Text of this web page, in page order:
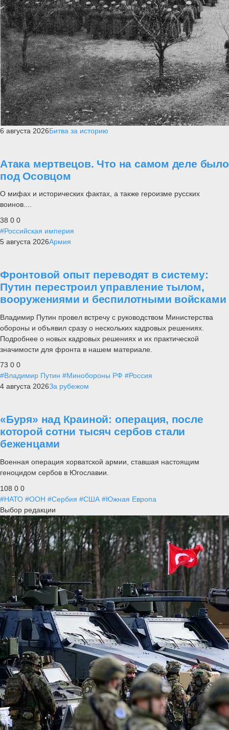
6 августа 2026Битва за историю
Атака мертвецов. Что на самом деле было
под Осовцом
О мифах и исторических фактах, а также героизме русских
воинов....
38 0 0
#Российская империя
5 августа 2026Армия
Фронтовой опыт переводят в систему:
Путин перестроил управление тылом,
вооружениями и беспилотными войсками
Владимир Путин провел встречу с руководством Министерства
обороны и объявил сразу о нескольких кадровых решениях.
Подробнее о новых кадровых решениях и их практической
значимости для фронта в нашем материале.
73 0 0
#Владимир Путин #Минобороны РФ #Россия
4 августа 2026За рубежом
«Буря» над Краиной: операция, после
которой сотни тысяч сербов стали
беженцами
Военная операция хорватской армии, ставшая настоящим
геноцидом сербов в Югославии.
108 0 0
#НАТО #ООН #Сербия #США #Южная Европа
Выбор редакции